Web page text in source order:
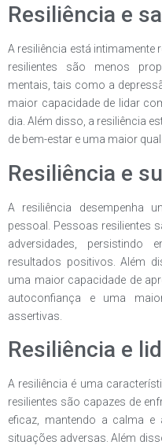
Resiliência e
A resiliência está intimamente
resilientes são menos
mentais, tais como a
maior capacidade de lidar
dia. Além disso, a resiliência
de bem-estar e uma maior
Resiliência e
A resiliência desempenha
pessoal. Pessoas resilientes
adversidades, persistindo
resultados positivos. Além
uma maior capacidade de
autoconfiança e uma
assertivas.
Resiliência e
A resiliência é uma
resilientes são capazes de
eficaz, mantendo a calma e
situações adversas. Além